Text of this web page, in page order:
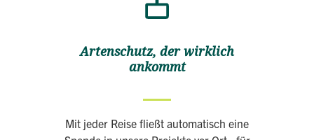
Artenschutz, der wirklich
ankommt
Mit jeder Reise fließt automatisch eine